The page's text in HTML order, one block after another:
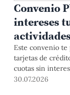
Convenio
intereses
Este convenio te
tarjetas de
cuotas sin
hasta el 31 de
30.07.2026